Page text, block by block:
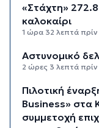
«Στάχτη»
καλοκαίρι
1 ώρα 32 λεπτά πρίν
Αστυνομικό
2 ώρες 3 λεπτά πρίν
Πιλοτική
Business» στα
συμμετοχή